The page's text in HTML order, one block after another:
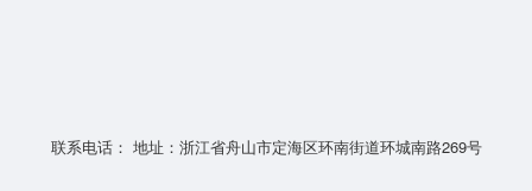
联系电话： 地址：浙江省舟山市定海区环南街道环城南路269号